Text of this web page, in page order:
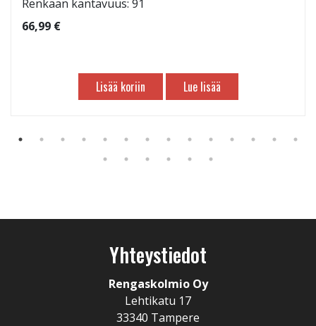
Renkaan kantavuus: 91
66,99 €
Lisää koriin Lue lisää
Yhteystiedot
Rengaskolmio Oy
Lehtikatu 17
33340 Tampere